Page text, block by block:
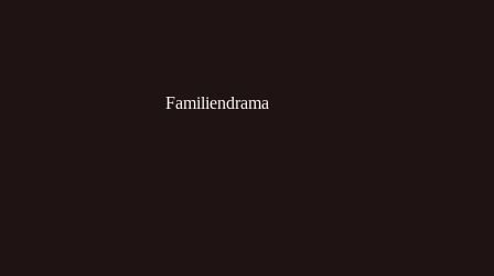
Familiendrama